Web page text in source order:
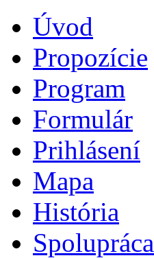
Úvod
Propozície
Program
Formulár
Prihlásení
Mapa
História
Spolupráca